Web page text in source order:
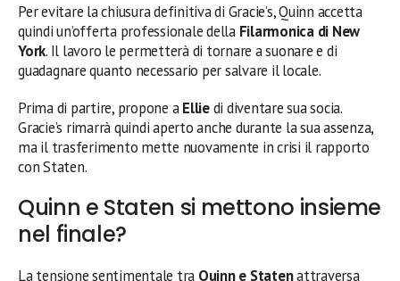
Per evitare la chiusura definitiva di Gracie’s, Quinn accetta
quindi un’offerta professionale della Filarmonica di New
York. Il lavoro le permetterà di tornare a suonare e di
guadagnare quanto necessario per salvare il locale.
Prima di partire, propone aElliedi diventare sua socia.
Gracie’s rimarrà quindi aperto anche durante la sua assenza,
ma il trasferimento mette nuovamente in crisi il rapporto
con Staten.
Quinn e Staten si mettono insieme
nel finale?
La tensione sentimentale tra Quinn e Statenattraversa